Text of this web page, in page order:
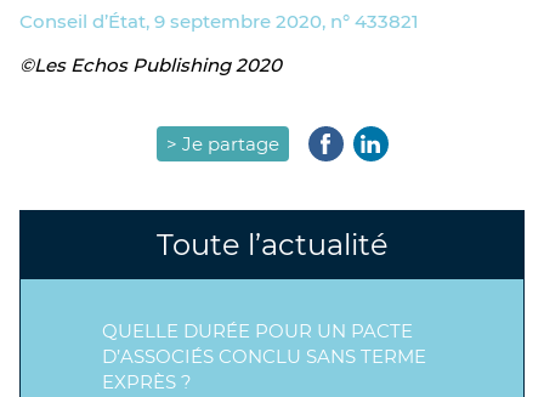
Conseil d’État, 9 septembre 2020, n° 433821
©Les Echos Publishing 2020
> Je partage
Toute l’actualité
QUELLE DURÉE POUR UN PACTE
D’ASSOCIÉS CONCLU SANS TERME
EXPRÈS ?